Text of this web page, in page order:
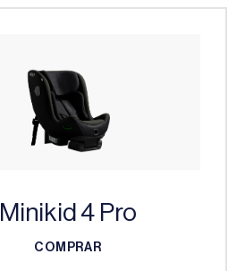
Minikid 4 Pro
COMPRAR